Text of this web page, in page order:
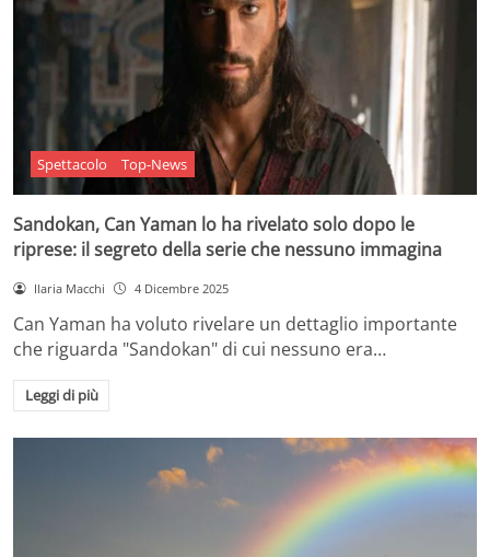
Spettacolo Top-News
Sandokan, Can Yaman lo ha rivelato solo dopo le
riprese: il segreto della serie che nessuno immagina
Ilaria Macchi 4 Dicembre 2025
Can Yaman ha voluto rivelare un dettaglio importante
che riguarda "Sandokan" di cui nessuno era…
Leggi di più